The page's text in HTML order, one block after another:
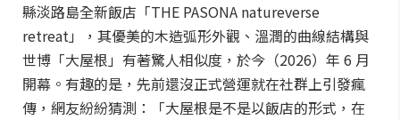
縣淡路島全新飯店「THE PASONA natureverse
retreat」，其優美的木造弧形外觀、溫潤的曲線結構與
世博「大屋根」有著驚人相似度，於今（2026）年 6 月
開幕。有趣的是，先前還沒正式營運就在社群上引發瘋
傳，網友紛紛猜測：「大屋根是不是以飯店的形式，在